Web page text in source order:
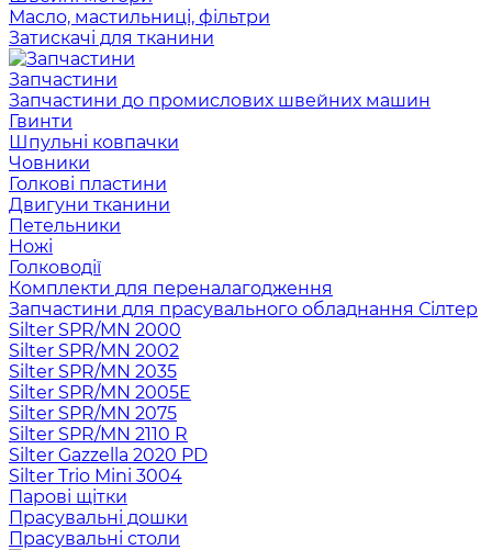
Масло, мастильниці, фільтри
Затискачі для тканини
Запчастини
Запчастини до промислових швейних машин
Гвинти
Шпульні ковпачки
Човники
Голкові пластини
Двигуни тканини
Петельники
Ножі
Голководії
Комплекти для переналагодження
Запчастини для прасувального обладнання Сілтер
Silter SPR/MN 2000
Silter SPR/MN 2002
Silter SPR/MN 2035
Silter SPR/MN 2005E
Silter SPR/MN 2075
Silter SPR/MN 2110 R
Silter Gazzella 2020 PD
Silter Trio Mini 3004
Парові щітки
Прасувальні дошки
Прасувальні столи